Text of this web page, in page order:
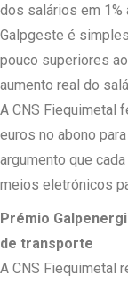
dos salários em 1%
Galpgeste é
pouco superiores
aumento real do
A CNS Fiequimetal
euros no abono
argumento que
meios eletrónicos
Prémio
de transporte
A CNS Fiequimetal